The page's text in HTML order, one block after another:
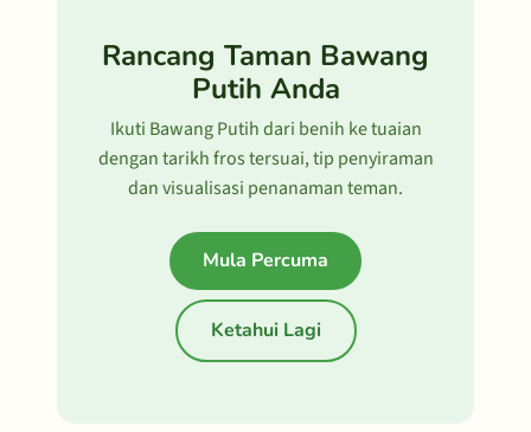
Rancang Taman Bawang
Putih Anda
Ikuti Bawang Putih dari benih ke tuaian
dengan tarikh fros tersuai, tip penyiraman
dan visualisasi penanaman teman.
Mula Percuma
Ketahui Lagi